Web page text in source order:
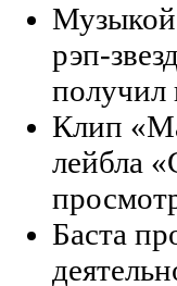
Музыкой
рэп-
получил
Клип
лейбла
Баста